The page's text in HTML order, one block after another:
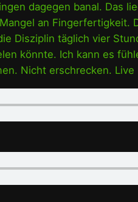
dagegen banal. Das
an Fingerfertigkeit.
Disziplin täglich vier
könnte. Ich kann es
Nicht erschrecken.